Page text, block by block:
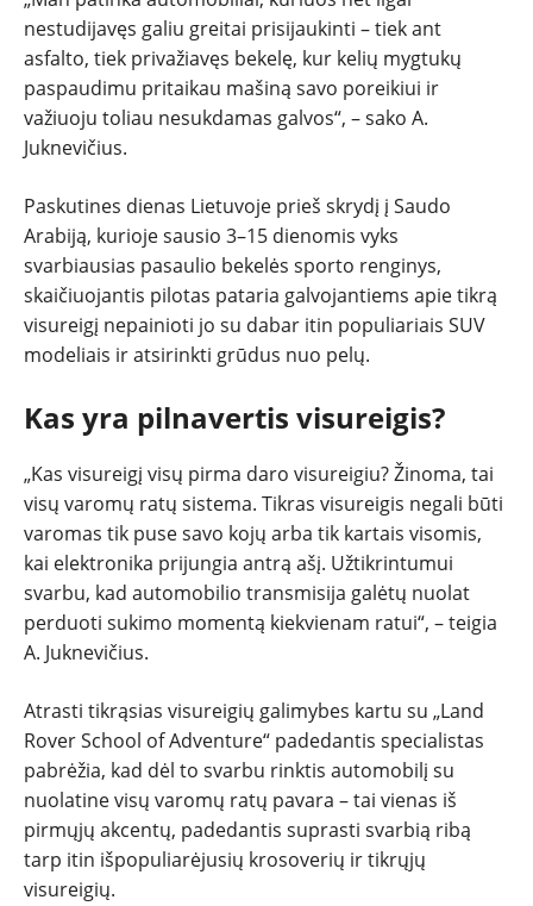
REPORTAŽAI
SPORTAS
ĮVAIRENYBĖS
nestudijavęs galiu greitai prisijaukinti – tiek ant
asfalto, tiek privažiavęs bekelę, kur kelių mygtukų
paspaudimu pritaikau mašiną savo poreikiui ir
važiuoju toliau nesukdamas galvos“, – sako A.
Juknevičius.
Paskutines dienas Lietuvoje prieš skrydį į Saudo
Arabiją, kurioje sausio 3–15 dienomis vyks
svarbiausias pasaulio bekelės sporto renginys,
skaičiuojantis pilotas pataria galvojantiems apie tikrą
visureigį nepainioti jo su dabar itin populiariais SUV
modeliais ir atsirinkti grūdus nuo pelų.
Kas yra pilnavertis visureigis?
„Kas visureigį visų pirma daro visureigiu? Žinoma, tai
visų varomų ratų sistema. Tikras visureigis negali būti
varomas tik puse savo kojų arba tik kartais visomis,
kai elektronika prijungia antrą ašį. Užtikrintumui
svarbu, kad automobilio transmisija galėtų nuolat
perduoti sukimo momentą kiekvienam ratui“, – teigia
A. Juknevičius.
Atrasti tikrąsias visureigių galimybes kartu su „Land
Rover School of Adventure“ padedantis specialistas
pabrėžia, kad dėl to svarbu rinktis automobilį su
nuolatine visų varomų ratų pavara – tai vienas iš
pirmųjų akcentų, padedantis suprasti svarbią ribą
tarp itin išpopuliarėjusių krosoverių ir tikrųjų
visureigių.